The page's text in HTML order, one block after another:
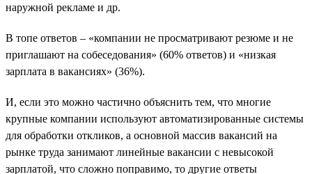
наружной рекламе и др.
В топе ответов – «компании не просматривают резюме и не
приглашают на собеседования» (60% ответов) и «низкая
зарплата в вакансиях» (36%).
И, если это можно частично объяснить тем, что многие
крупные компании используют автоматизированные системы
для обработки откликов, а основной массив вакансий на
рынке труда занимают линейные вакансии с невысокой
зарплатой, что сложно поправимо, то другие ответы